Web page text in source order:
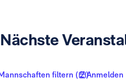
Nächste
filtern ( 2 )Anmelden